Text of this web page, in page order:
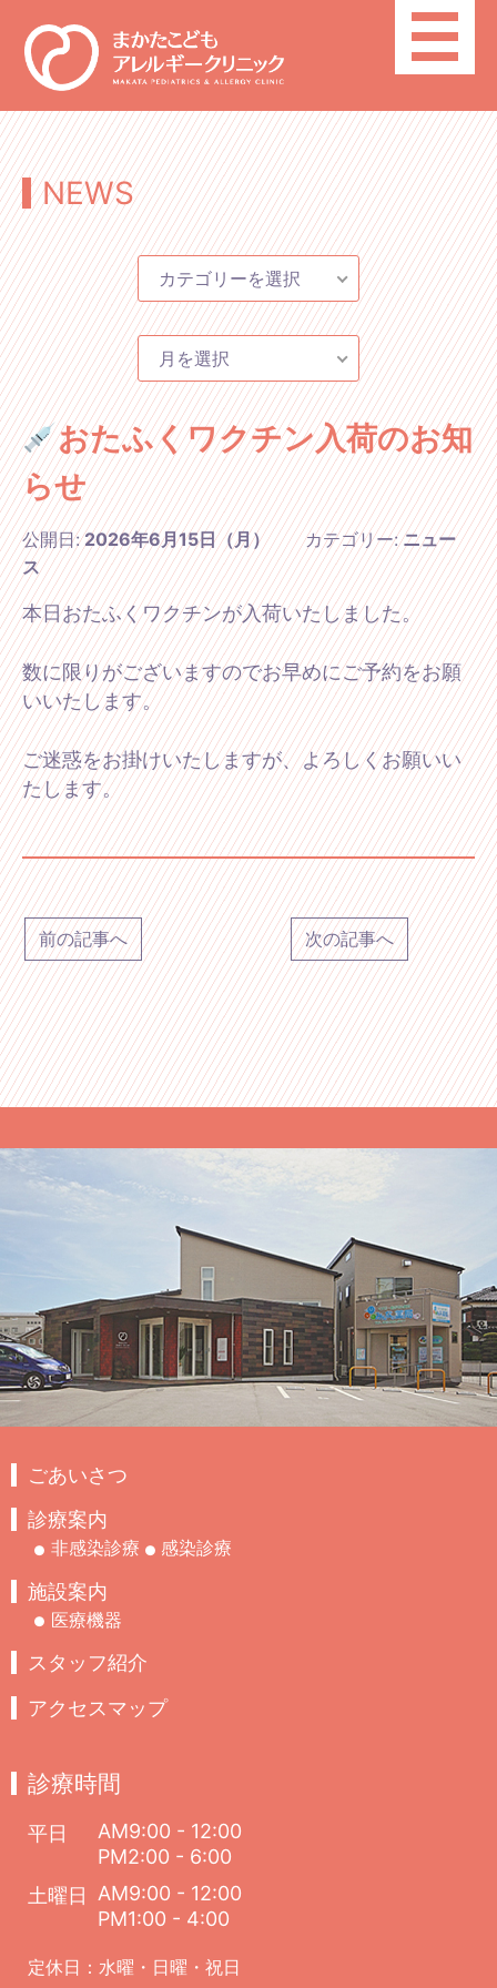
toggle
NEWS
カテゴリーを選択
月を選択
おたふくワクチン入荷のお知
らせ
公開日:2026年6月15日（月） カテゴリー:ニュー
ス
本日おたふくワクチンが入荷いたしました。
数に限りがございますのでお早めにご予約をお願
いいたします。
ご迷惑をお掛けいたしますが、よろしくお願いい
たします。
前の記事へ 次の記事へ
ごあいさつ
診療案内
非感染診療 感染診療
施設案内
医療機器
スタッフ紹介
アクセスマップ
診療時間
平日
AM9:00 - 12:00
PM2:00 - 6:00
土曜日
AM9:00 - 12:00
PM1:00 - 4:00
定休日：水曜・日曜・祝日